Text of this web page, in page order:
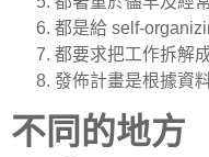
都是給 self-
都要求把工作拆解
發佈計畫是根據資
不同的地方